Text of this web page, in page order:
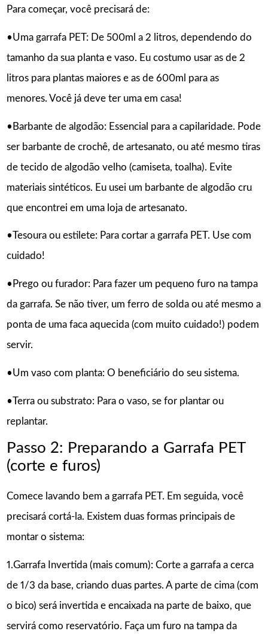
Para começar, você precisará de:
•Uma garrafa PET: De 500ml a 2 litros, dependendo do
tamanho da sua planta e vaso. Eu costumo usar as de 2
litros para plantas maiores e as de 600ml para as
menores. Você já deve ter uma em casa!
•Barbante de algodão: Essencial para a capilaridade. Pode
ser barbante de crochê, de artesanato, ou até mesmo tiras
de tecido de algodão velho (camiseta, toalha). Evite
materiais sintéticos. Eu usei um barbante de algodão cru
que encontrei em uma loja de artesanato.
•Tesoura ou estilete: Para cortar a garrafa PET. Use com
cuidado!
•Prego ou furador: Para fazer um pequeno furo na tampa
da garrafa. Se não tiver, um ferro de solda ou até mesmo a
ponta de uma faca aquecida (com muito cuidado!) podem
servir.
•Um vaso com planta: O beneficiário do seu sistema.
•Terra ou substrato: Para o vaso, se for plantar ou
replantar.
Passo 2: Preparando a Garrafa PET
(corte e furos)
Comece lavando bem a garrafa PET. Em seguida, você
precisará cortá-la. Existem duas formas principais de
montar o sistema:
1.Garrafa Invertida (mais comum): Corte a garrafa a cerca
de 1/3 da base, criando duas partes. A parte de cima (com
o bico) será invertida e encaixada na parte de baixo, que
servirá como reservatório. Faça um furo na tampa da